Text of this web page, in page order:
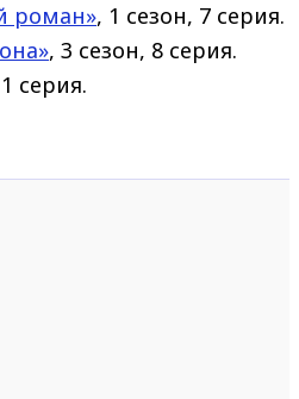
роман», 1 сезон, 7 серия.
, 3 сезон, 8 серия.
серия.